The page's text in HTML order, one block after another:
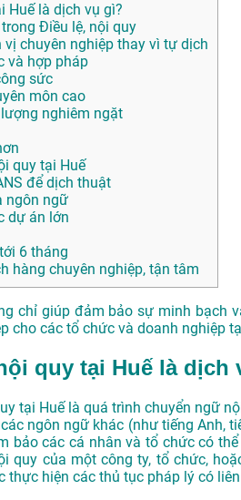
Huế là dịch vụ gì?
Điều lệ, nội quy
chuyên nghiệp thay vì tự dịch
và hợp pháp
sức
môn cao
nghiêm ngặt
quy tại Huế
để dịch thuật
ngôn ngữ
dự án lớn
6 tháng
hàng chuyên nghiệp, tận tâm
chỉ giúp đảm bảo sự minh bạch
cho các tổ chức và doanh nghiệp
quy tại Huế là dịch
tại Huế là quá trình chuyển ngữ
ngôn ngữ khác (như tiếng Anh,
bảo các cá nhân và tổ chức có
quy của một công ty, tổ chức,
thực hiện các thủ tục pháp lý có